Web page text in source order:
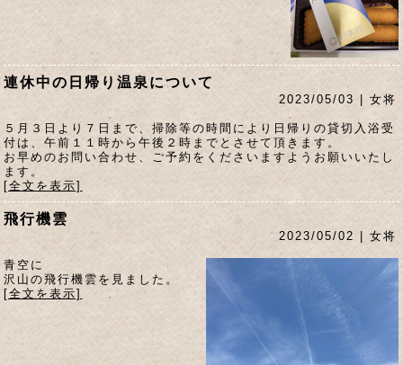
連休中の日帰り温泉について
2023/05/03 | 女将
５月３日より７日まで、掃除等の時間により日帰りの貸切入浴受
付は、午前１１時から午後２時までとさせて頂きます。
お早めのお問い合わせ、ご予約をくださいますようお願いいたし
ます。
[全文を表示]
飛行機雲
2023/05/02 | 女将
青空に
沢山の飛行機雲を見ました。
[全文を表示]